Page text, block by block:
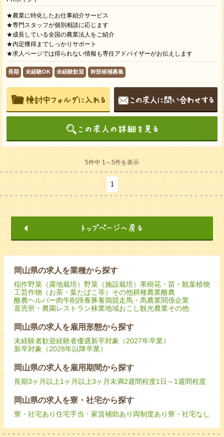
★農業に特化したお仕事紹介サービス
★専門スタッフが個別相談に応じます
★成長している全国の農業法人をご紹介
★内定獲得までしっかりサポート
★求人ページでは得られない情報も専任アドバイザーがお伝えします
長期 未経験OK 未経験歓迎 幹部候補募集
5件中 1～5件を表示
1
岡山県の求人を業種から探す
稲作野菜（露地栽培） 野菜（施設栽培） 果樹花・苗・観葉植物
工芸作物（お茶・葉たばこ等） その他耕種農業酪農
酪農ヘルパー肉牛削蹄養豚養鶏競走馬・馬農業関係企業
直売所・農園レストラン林業地域おこし観光農業その他
岡山県の求人を雇用形態から探す
未経験者歓迎経験者優遇新卒対象（2027年卒業）
新卒対象（2028年以降卒業）
岡山県の求人を雇用期間から探す
長期3ヶ月以上1ヶ月以上3ヶ月未満2週間程度1日～1週間程度
岡山県の求人を寮・社宅から探す
寮・社宅あり住宅手当・家賃補助あり 両制度あり寮・社宅なし